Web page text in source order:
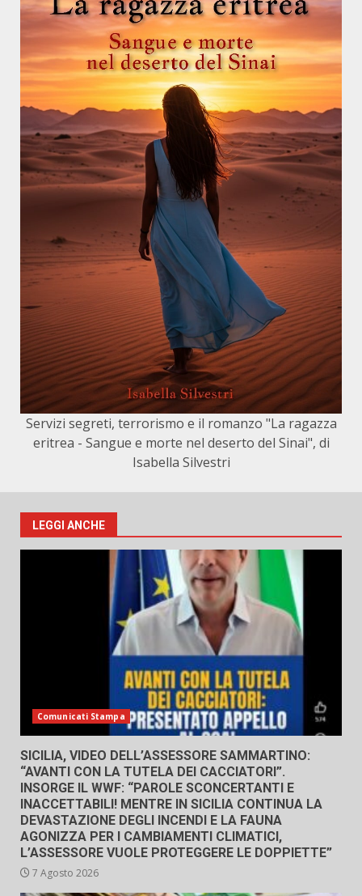
Servizi segreti, terrorismo e il romanzo "La ragazza
eritrea - Sangue e morte nel deserto del Sinai", di
Isabella Silvestri
LEGGI ANCHE
Comunicati Stampa
SICILIA, VIDEO DELL’ASSESSORE SAMMARTINO:
“AVANTI CON LA TUTELA DEI CACCIATORI”.
INSORGE IL WWF: “PAROLE SCONCERTANTI E
INACCETTABILI! MENTRE IN SICILIA CONTINUA LA
DEVASTAZIONE DEGLI INCENDI E LA FAUNA
AGONIZZA PER I CAMBIAMENTI CLIMATICI,
L’ASSESSORE VUOLE PROTEGGERE LE DOPPIETTE”
7 Agosto 2026